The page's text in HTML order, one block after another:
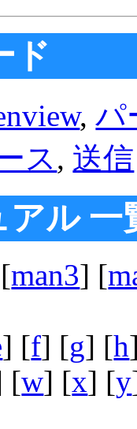
ド
,パ
ス, 送信
ル 一
man3] [
] [f] [g] [h
[w] [x] [y